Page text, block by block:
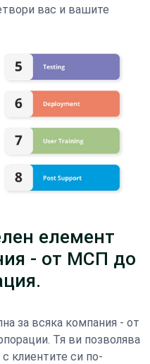
вас и вашите
елемент
- от МСП до
за всяка компания - от
Тя ви позволява
клиентите си по-